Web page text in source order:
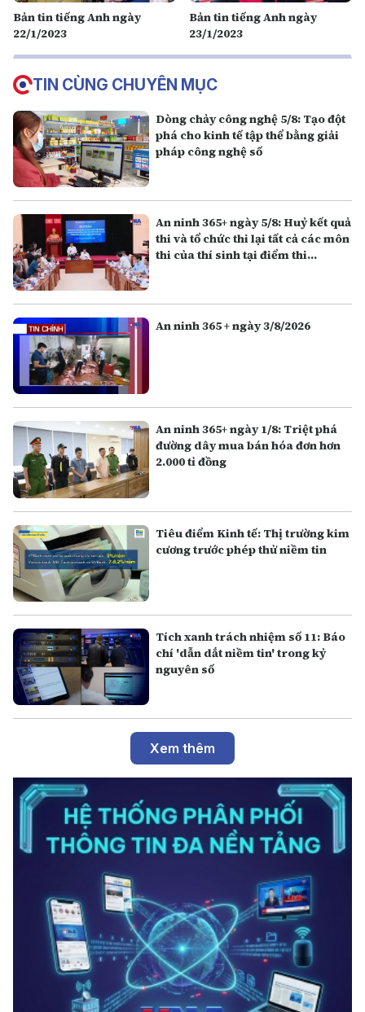
Bản tin tiếng Anh ngày
22/1/2023
Bản tin tiếng Anh ngày
23/1/2023
TIN CÙNG CHUYÊN MỤC
Dòng chảy công nghệ 5/8: Tạo đột
phá cho kinh tế tập thể bằng giải
pháp công nghệ số
An ninh 365+ ngày 5/8: Huỷ kết quả
thi và tổ chức thi lại tất cả các môn
thi của thí sinh tại điểm thi
An ninh 365 + ngày 3/8/2026
An ninh 365+ ngày 1/8: Triệt phá
đường dây mua bán hóa đơn hơn
2.000 tỉ đồng
Tiêu điểm Kinh tế: Thị trường kim
cương trước phép thử niềm tin
Tích xanh trách nhiệm số 11: Báo
chí 'dẫn dắt niềm tin' trong kỷ
nguyên số
Xem thêm